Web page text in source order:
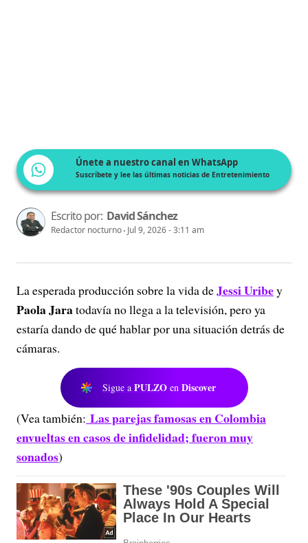
Únete a nuestro canal en WhatsApp
Suscríbete y lee las últimas noticias de Entretenimiento
Escrito por: David Sánchez
Redactor nocturno Jul 9, 2026 - 3:11 am
La esperada producción sobre la vida deJessi Uribey
Paola Jaratodavía no llega a la televisión, pero ya
estaría dando de qué hablar por una situación detrás de
cámaras.
Sigue a PULZO en Discover
(Vea también: Las parejas famosas en Colombia
envueltas en casos de infidelidad; fueron muy
sonados)